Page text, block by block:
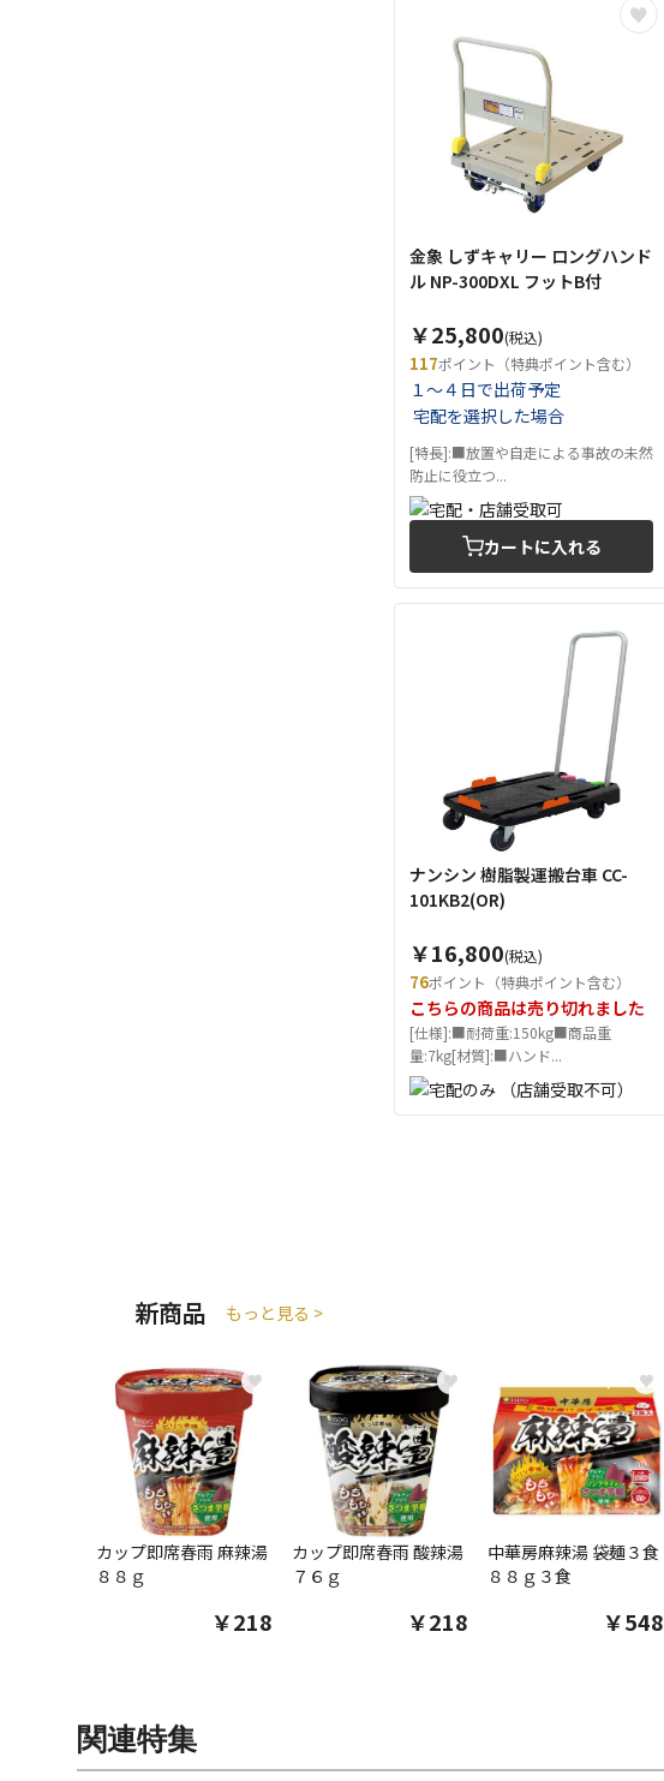
金象 しずキャリー ロングハンド
ル NP-300DXL フットB付
￥25,800(税込)
117ポイント（特典ポイント含む）
１～４日で出荷予定
宅配を選択した場合
[特長]:■放置や自走による事故の未然
防止に役立つ...
カートに入れる
ナンシン 樹脂製運搬台車 CC-
101KB2(OR)
￥16,800(税込)
76ポイント（特典ポイント含む）
こちらの商品は売り切れました
[仕様]:■耐荷重:150kg■商品重
量:7kg[材質]:■ハンド...
新商品 もっと見る >
♥
カップ即席春雨 麻辣湯
８８ｇ
￥218
♥
カップ即席春雨 酸辣湯
７６ｇ
￥218
♥
中華房麻辣湯 袋麺３食
８８ｇ３食
￥548
関連特集